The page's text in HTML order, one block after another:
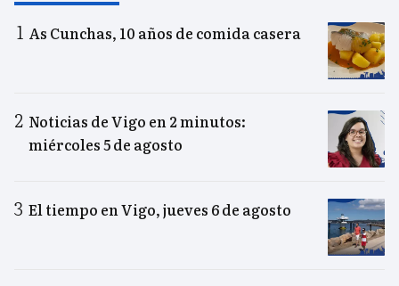
As Cunchas, 10 años de comida casera
Noticias de Vigo en 2 minutos:
miércoles 5 de agosto
El tiempo en Vigo, jueves 6 de agosto